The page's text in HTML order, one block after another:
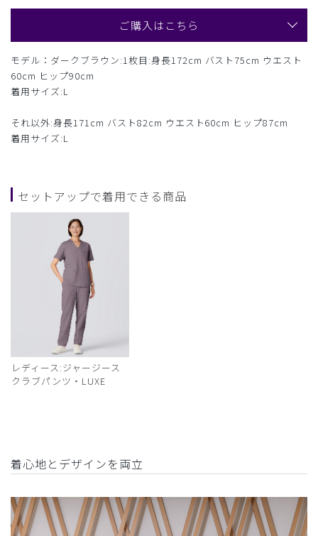
ご購入はこちら
モデル：ダークブラウン:1枚目:身長172cm バスト75cm ウエスト
60cm ヒップ90cm
着用サイズ:L
それ以外:身長171cm バスト82cm ウエスト60cm ヒップ87cm
着用サイズ:L
セットアップで着用できる商品
レディース:ジャージース
クラブパンツ・LUXE
着心地とデザインを両立